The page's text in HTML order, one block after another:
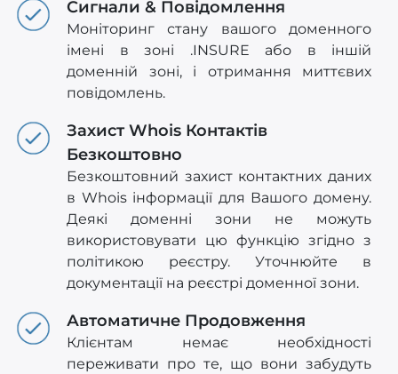
Сигнали & Повідомлення
Моніторинг стану вашого доменного
імені в зоні .INSURE або в іншій
доменній зоні, і отримання миттєвих
повідомлень.
Захист Whois Контактів
Безкоштовно
Безкоштовний захист контактних даних
в Whois інформації для Вашого домену.
Деякі доменні зони не можуть
використовувати цю функцію згідно з
політикою реєстру. Уточнюйте в
документації на реєстрі доменної зони.
Автоматичне Продовження
Клієнтам немає необхідності
переживати про те, що вони забудуть